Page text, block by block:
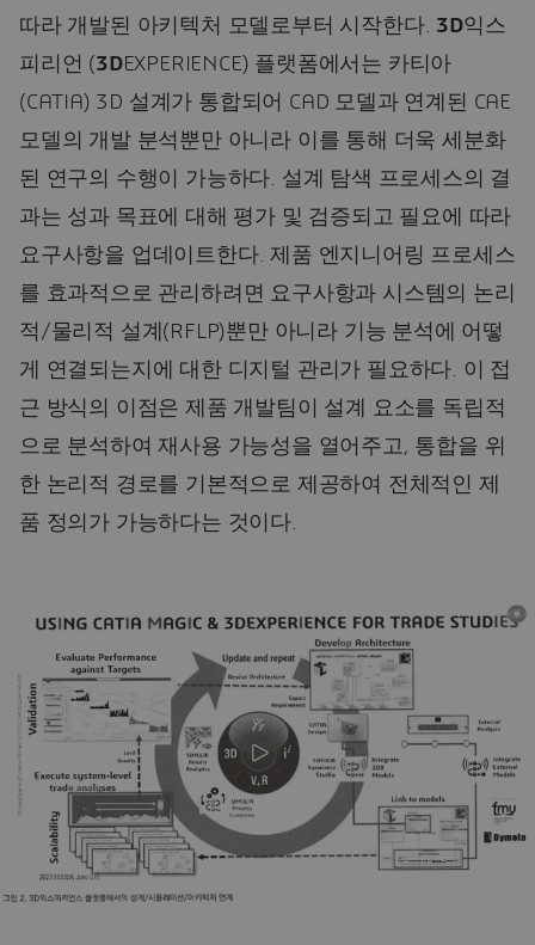
따라 개발된 아키텍처 모델로부터 시작한다. 3D익스
피리언 (3DEXPERIENCE) 플랫폼에서는 카티아
(CATIA) 3D 설계가 통합되어 CAD 모델과 연계된 CAE
모델의 개발 분석뿐만 아니라 이를 통해 더욱 세분화
된 연구의 수행이 가능하다. 설계 탐색 프로세스의 결
과는 성과 목표에 대해 평가 및 검증되고 필요에 따라
요구사항을 업데이트한다. 제품 엔지니어링 프로세스
를 효과적으로 관리하려면 요구사항과 시스템의 논리
적/물리적 설계(RFLP)뿐만 아니라 기능 분석에 어떻
게 연결되는지에 대한 디지털 관리가 필요하다. 이 접
근 방식의 이점은 제품 개발팀이 설계 요소를 독립적
으로 분석하여 재사용 가능성을 열어주고, 통합을 위
한 논리적 경로를 기본적으로 제공하여 전체적인 제
품 정의가 가능하다는 것이다.